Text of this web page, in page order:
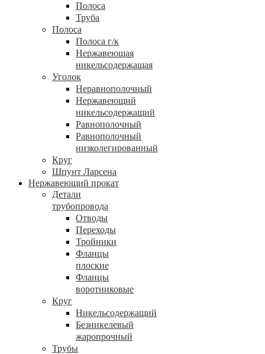
Полоса
Труба
Полоса
Полоса г/к
Нержавеющая
никельсодержащая
Уголок
Неравнополочный
Нержавеющий
никельсодержащий
Равнополочный
Равнополочный
низколегированный
Круг
Шпунт Ларсена
Нержавеющий прокат
Детали
трубопровода
Отводы
Переходы
Тройники
Фланцы
плоские
Фланцы
воротниковые
Круг
Никельсодержащий
Безникелевый
жаропрочный
Трубы